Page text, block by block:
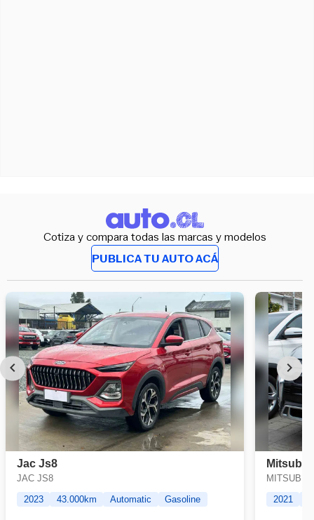
Cotiza y compara todas las marcas y modelos
PUBLICA TU AUTO ACÁ